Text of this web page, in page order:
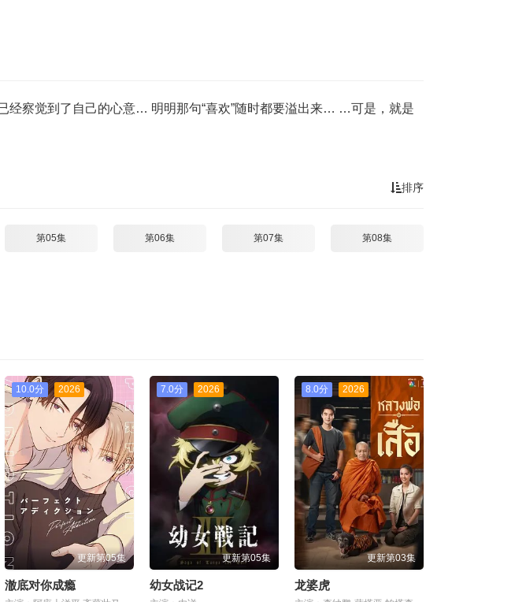
经察觉到了自己的心意… 明明那句“喜欢”随时都要溢出来… …可是，就是
排序
第05集 第06集 第07集 第08集
10.0分 2026
更新第05集
澈底对你成瘾
7.0分 2026
更新第05集
幼女战记2
8.0分 2026
更新第03集
龙婆虎